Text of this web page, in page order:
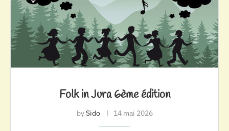
Folk in Jura 6ème édition
bySido 14 mai 2026